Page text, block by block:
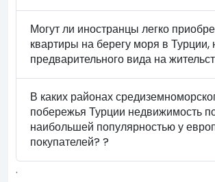
Могут ли иностранцы легко
квартиры на берегу моря в Турции,
предварительного вида на
В каких районах
побережья Турции недвижимость
наибольшей популярностью у
покупателей? ?
.